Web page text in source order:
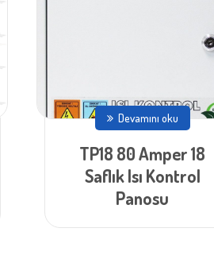
Devamını oku
TP18 80 Amper 18
Saflık Isı Kontrol
Panosu